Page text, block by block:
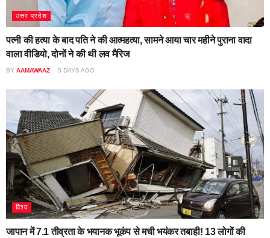
उत्तर प्रदेश
पत्नी की हत्या के बाद पति ने की आत्महत्या, सामने आया चार महीने पुराना वादा
वाला वीडियो, दोनों ने की थी लव मैरिज
BY AAMAWAAZ 5 DAYS AGO
विश्व
जापान में 7.1 तीव्रता के भयानक भूकंप से मची भयंकर तबाही! 13 लोगों की